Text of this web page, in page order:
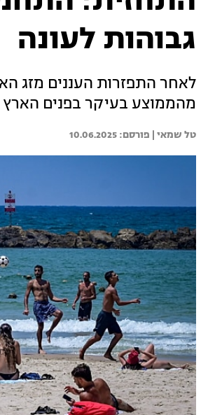
גבוהות לעונה
לאחר התפזרות העננים מזג
מהממוצע בעיקר בפנים
טל שמאי | 10.06.2025